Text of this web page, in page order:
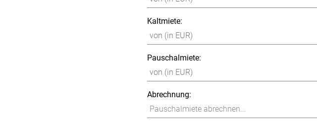
Kaltmiete:
Pauschalmiete:
Abrechnung: